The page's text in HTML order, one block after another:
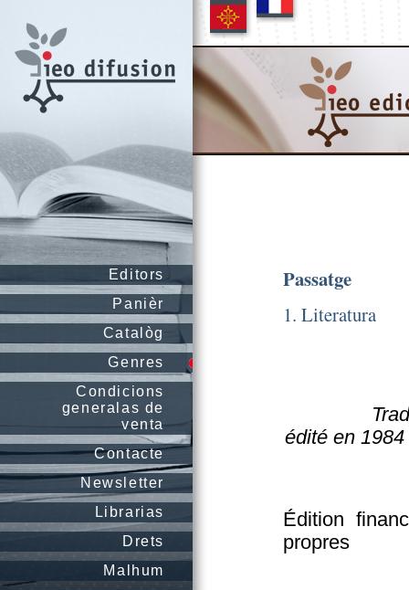
Editors
Panièr
Catalòg
Genres
Condicions
generalas de
venta
Contacte
Newsletter
Librarias
Drets
Malhum
Passatge
1. Literatura
édité en
Édition
propres